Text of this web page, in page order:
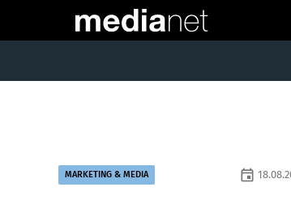
MARKETING & MEDIA event